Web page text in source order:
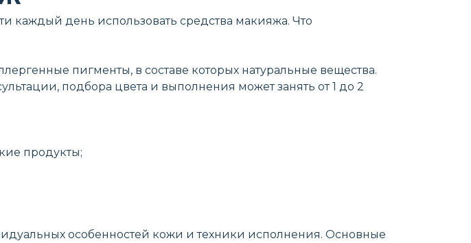
каждый день использовать средства макияжа. Что
пигменты, в составе которых натуральные вещества.
подбора цвета и выполнения может занять от 1 до 2
продукты;
особенностей кожи и техники исполнения. Основные